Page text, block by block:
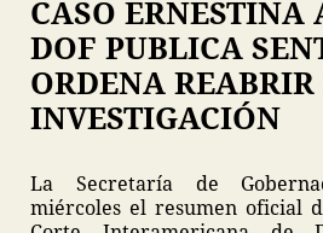
CASO ERNESTINA
DOF PUBLICA
ORDENA
INVESTIGACIÓN
La Secretaría de
miércoles el resumen oficial